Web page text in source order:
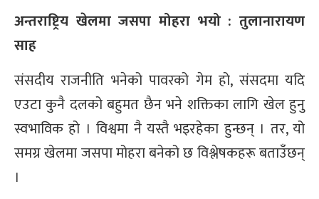
अन्तराष्ट्रिय खेलमा जसपा मोहरा भयो : तुलानारायण
साह
संसदीय राजनीति भनेको पावरको गेम हो, संसदमा यदि
एउटा कुनै दलको बहुमत छैन भने शक्तिका लागि खेल हुनु
स्वभाविक हो । विश्वमा नै यस्तै भइरहेका हुन्छन् । तर, यो
समग्र खेलमा जसपा मोहरा बनेको छ विश्लेषकहरू बताउँछन्
।